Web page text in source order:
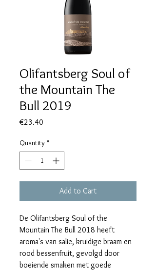
Olifantsberg Soul of
the Mountain The
Bull 2019
€23.40
Quantity *
Add to Cart
De Olifantsberg Soul of the
Mountain The Bull 2018 heeft
aroma's van salie, kruidige braam en
rood bessenfruit, gevolgd door
boeiende smaken met goede